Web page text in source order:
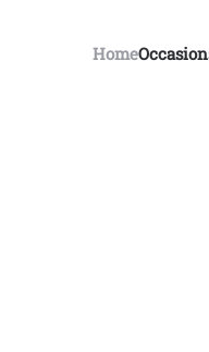
Home